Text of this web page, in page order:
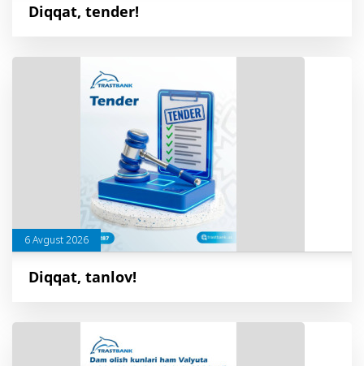
Diqqat, tender!
6 Avgust 2026
Diqqat, tanlov!